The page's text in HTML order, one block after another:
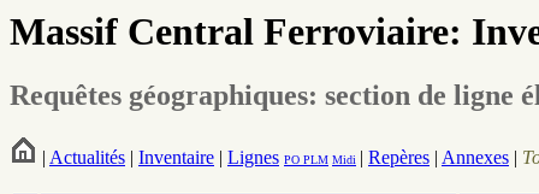
Massif Central Ferroviaire:
Requêtes géographiques: section de ligne
| Actualités | Inventaire | Lignes PO PLM Midi | Repères | Annexes |